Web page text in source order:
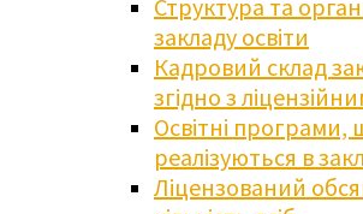
Структура та
закладу освіти
Кадровий склад
згідно з
Освітні програми,
реалізуються в
Ліцензований